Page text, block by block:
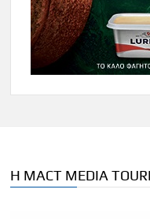
Η MACT MEDIA